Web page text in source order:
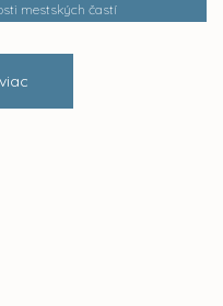
mestských častí